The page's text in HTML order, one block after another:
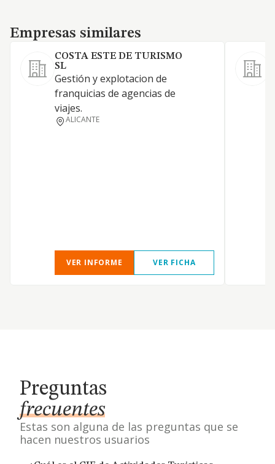
Empresas similares
Empresas similares
COSTA ESTE DE TURISMO
SL
Gestión y explotacion de
franquicias de agencias de
viajes.
ALICANTE
VER INFORME VER FICHA
Preguntas
frecuentes
Estas son alguna de las preguntas que se
hacen nuestros usuarios